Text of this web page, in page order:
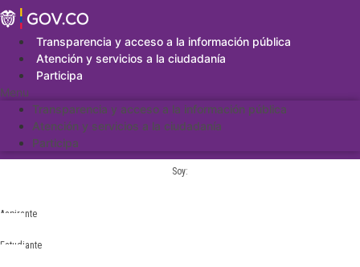
Saltar
al
contenidoTransparencia y acceso a la información pública
Atención y servicios a la ciudadanía
Participa
Menu
Transparencia y acceso a la información pública
Atención y servicios a la ciudadanía
Participa
Soy:
Aspirante
Estudiante